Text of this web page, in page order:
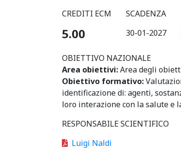
CREDITI ECM
5.00
SCADENZA
30-01-2027
OBIETTIVO NAZIONALE
Area obiettivi:Area degli
Obiettivo formativo:
identificazione di: agenti,
loro interazione con la salute e
RESPONSABILE SCIENTIFICO
Luigi Naldi